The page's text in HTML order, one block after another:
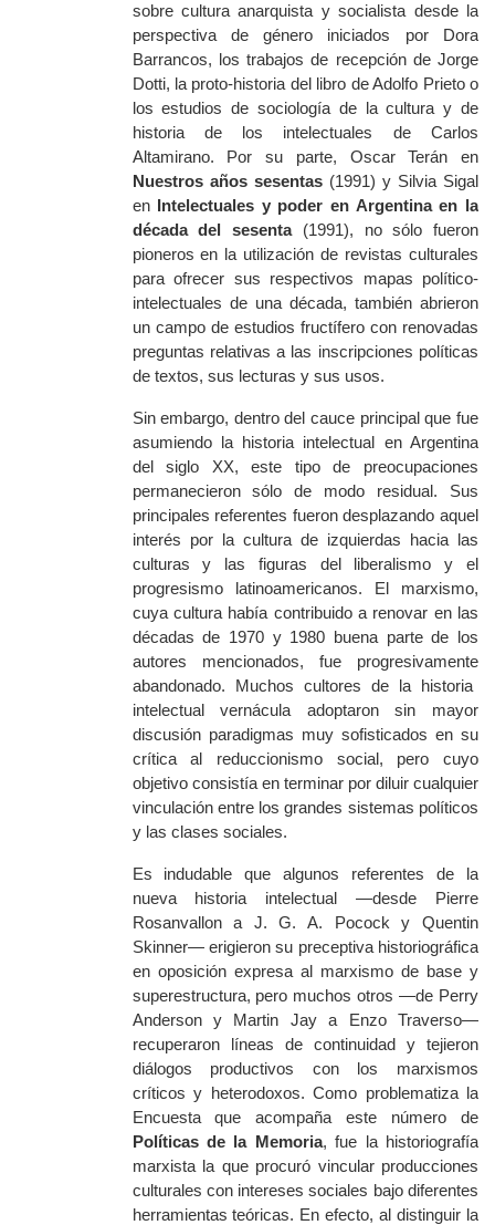
sobre cultura anarquista y socialista desde la
perspectiva de género iniciados por Dora
Barrancos, los trabajos de recepción de Jorge
Dotti, la proto-historia del libro de Adolfo Prieto o
los estudios de sociología de la cultura y de
historia de los intelectuales de Carlos
Altamirano. Por su parte, Oscar Terán en
Nuestros años sesentas(1991) y Silvia Sigal
en Intelectuales y poder en Argentina en la
década del sesenta(1991), nosólo fueron
pioneros en la utilización de revistas culturales
para ofrecer sus respectivos mapas político-
intelectuales de una década, también abrieron
un campo de estudios fructífero con renovadas
preguntas relativas a las inscripciones políticas
de textos, sus lecturas y sus usos.
Sin embargo, dentro del cauce principal que fue
asumiendo la historia intelectual en Argentina
del siglo XX, este tipo de preocupaciones
permanecieronsólo de modo residual. Sus
principales referentes fueron desplazando aquel
interés por la cultura de izquierdas hacia las
culturas y las figuras del liberalismo y el
progresismo latinoamericanos. El marxismo,
cuya cultura había contribuido a renovar en las
décadas de 1970 y 1980 buena parte de los
autores mencionados, fue progresivamente
abandonado. Muchos cultores de la historia
intelectual vernácula adoptaron sin mayor
discusión paradigmas muy sofisticados en su
crítica al reduccionismo social, pero cuyo
objetivoconsistía en terminar pordiluir cualquier
vinculación entre los grandes sistemas políticos
y las clases sociales.
Es indudable que algunos referentes de la
nueva historia intelectual —desde Pierre
Rosanvallon a J. G. A. Pocock y Quentin
Skinner— erigieron su preceptiva historiográfica
en oposición expresa al marxismo de base y
superestructura, pero muchos otros —de Perry
Anderson y Martin Jay a Enzo Traverso—
recuperaron líneas de continuidad y tejieron
diálogos productivos con los marxismos
críticos y heterodoxos. Como problematiza la
Encuesta que acompaña este número de
Políticas de la Memoria,fue la historiografía
marxista la que procuró vincular producciones
culturales con intereses sociales bajo diferentes
herramientas teóricas. En efecto, al distinguir la